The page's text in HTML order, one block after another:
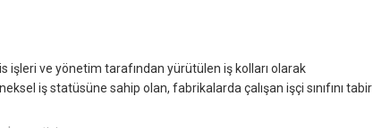
işleri ve yönetim tarafından yürütülen iş kolları olarak
iş statüsüne sahip olan, fabrikalarda çalışan işçi sınıfını tabir